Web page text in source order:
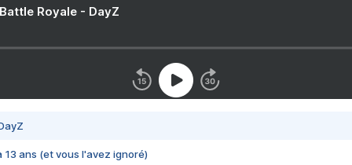
Royale - DayZ
13 ans (et vous l'avez ignoré)